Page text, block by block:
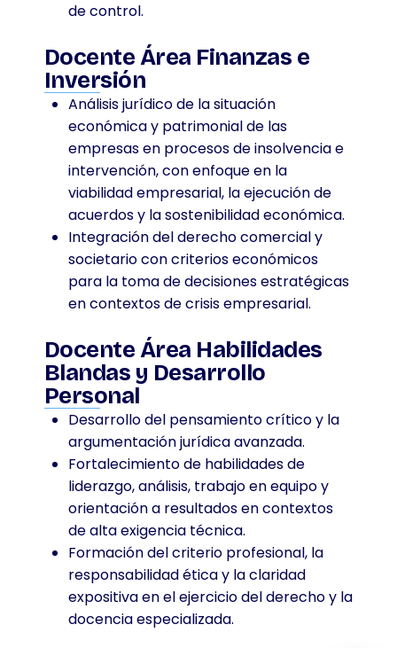
de control.
Docente Área Finanzas e
Inversión
Análisis jurídico de la situación
económica y patrimonial de las
empresas en procesos de insolvencia e
intervención, con enfoque en la
viabilidad empresarial, la ejecución de
acuerdos y la sostenibilidad económica.
Integración del derecho comercial y
societario con criterios económicos
para la toma de decisiones estratégicas
en contextos de crisis empresarial.
Docente Área Habilidades
Blandas y Desarrollo
Personal
Desarrollo del pensamiento crítico y la
argumentación jurídica avanzada.
Fortalecimiento de habilidades de
liderazgo, análisis, trabajo en equipo y
orientación a resultados en contextos
de alta exigencia técnica.
Formación del criterio profesional, la
responsabilidad ética y la claridad
expositiva en el ejercicio del derecho y la
docencia especializada.